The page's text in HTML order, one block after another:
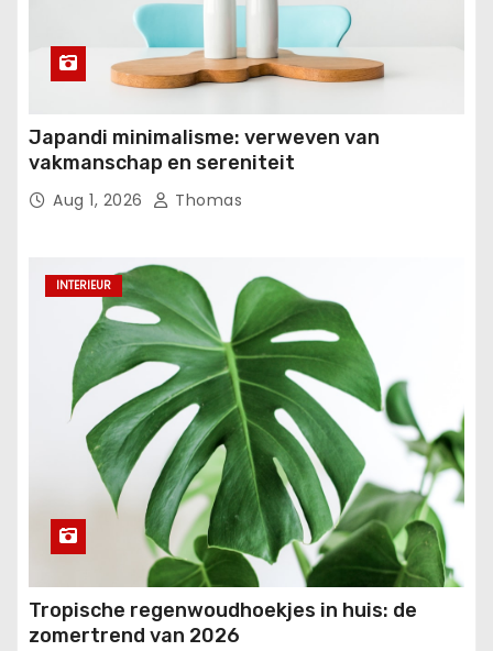
Japandi minimalisme: verweven van
vakmanschap en sereniteit
Aug 1, 2026 Thomas
INTERIEUR
Tropische regenwoudhoekjes in huis: de
zomertrend van 2026